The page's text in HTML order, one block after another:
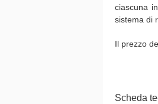
ciascuna
sistema di
Il prezzo
Scheda